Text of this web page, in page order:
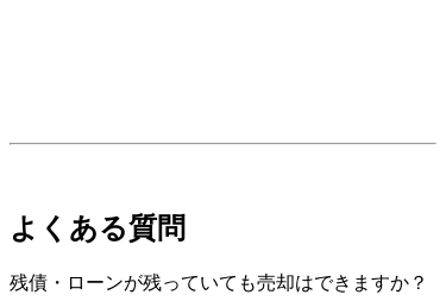
よくある質問
残債・ローンが残っていても売却はできますか？